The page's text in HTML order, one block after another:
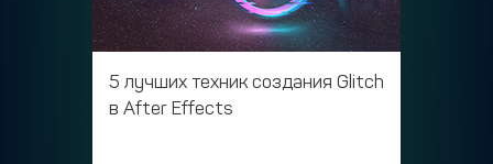
5 лучших техник создания Glitch
в After Effects